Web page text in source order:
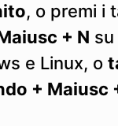
, o premi i
+ N su
e Linux, o
+ Maiusc